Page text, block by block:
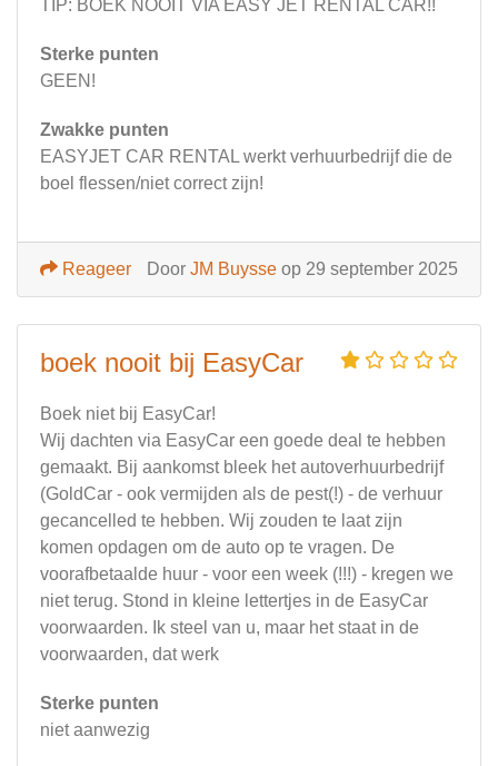
TIP: BOEK NOOIT VIA EASY JET RENTAL CAR!!
Sterke punten
GEEN!
Zwakke punten
EASYJET CAR RENTAL werkt verhuurbedrijf die de
boel flessen/niet correct zijn!
Door JM Buysse op 29 september 2025
Reageer
boek nooit bij EasyCar
Boek niet bij EasyCar!
Wij dachten via EasyCar een goede deal te hebben
gemaakt. Bij aankomst bleek het autoverhuurbedrijf
(GoldCar - ook vermijden als de pest(!) - de verhuur
gecancelled te hebben. Wij zouden te laat zijn
komen opdagen om de auto op te vragen. De
voorafbetaalde huur - voor een week (!!!) - kregen we
niet terug. Stond in kleine lettertjes in de EasyCar
voorwaarden. Ik steel van u, maar het staat in de
voorwaarden, dat werk
Sterke punten
niet aanwezig